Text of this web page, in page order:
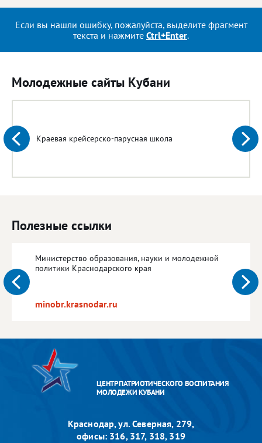
Если вы нашли ошибку, пожалуйста, выделите фрагмент
текста и нажмите Ctrl+Enter.
Молодежные сайты Кубани
Краевая крейсерско-парусная школа
Полезные ссылки
Министерство образования, науки и молодежной
политики Краснодарского края
minobr.krasnodar.ru
ЦЕНТР ПАТРИОТИЧЕСКОГО ВОСПИТАНИЯ
МОЛОДЕЖИ КУБАНИ
Краснодар, ул. Северная, 279,
офисы: 316, 317, 318, 319